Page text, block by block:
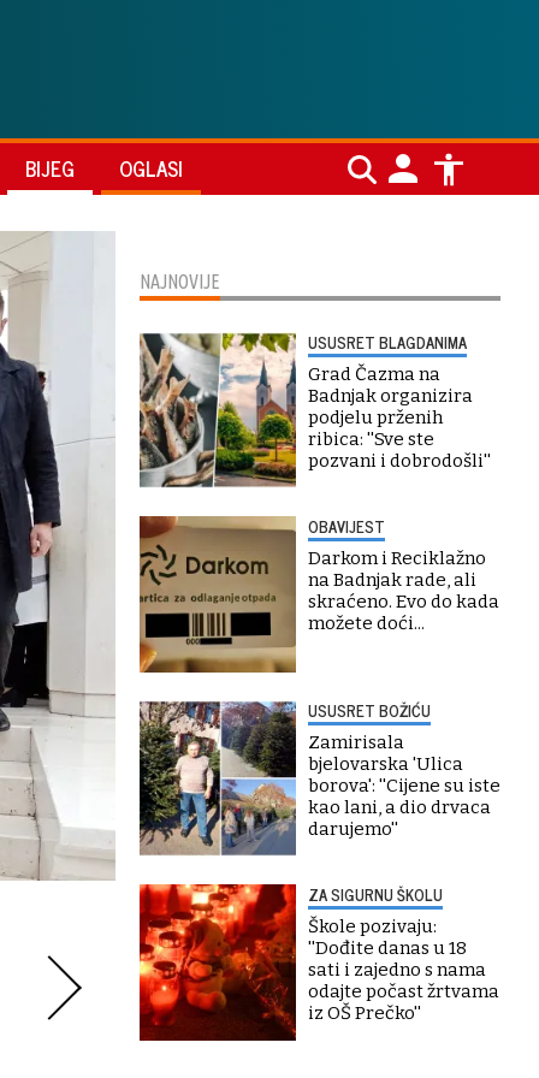
BIJEG OGLASI
NAJNOVIJE
USUSRET BLAGDANIMA
Grad Čazma na
Badnjak organizira
podjelu prženih
ribica: ''Sve ste
pozvani i dobrodošli''
OBAVIJEST
Darkom i Reciklažno
na Badnjak rade, ali
skraćeno. Evo do kada
možete doći...
USUSRET BOŽIĆU
Zamirisala
bjelovarska 'Ulica
borova': ''Cijene su iste
kao lani, a dio drvaca
darujemo''
ZA SIGURNU ŠKOLU
Škole pozivaju:
''Dođite danas u 18
sati i zajedno s nama
odajte počast žrtvama
iz OŠ Prečko''